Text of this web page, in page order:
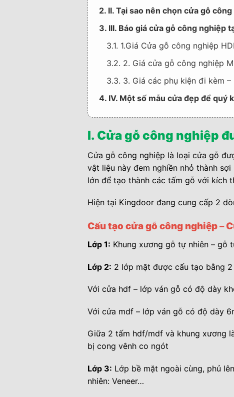
2. II. Tại sao nên chọn cửa gỗ
3. III. Báo giá cửa gỗ công nghiệp
3.1. 1.Giá Cửa gỗ công nghiệp
3.2. 2. Giá cửa gỗ công nghiệp
3.3. 3. Giá các phụ kiện đi kèm
4. IV. Một số mẫu cửa đẹp để quý
I. Cửa gỗ công nghiệp
Cửa gỗ công nghiệp là loại cửa gỗ
vật liệu này đem nghiền nhỏ thành
lớn để tạo thành các tấm gỗ với kích
Hiện tại Kingdoor đang cung cấp 2
Cấu tạo cửa gỗ công nghiệp –
Lớp 1: Khung xương gỗ tự nhiên – gỗ
Lớp 2: 2 lớp mặt được cấu tạo bằng
Với cửa hdf – lớp ván gỗ có độ dày
Với cửa mdf – lớp ván gỗ có độ dày
Giữa 2 tấm hdf/mdf và khung xương
bị cong vênh co ngót
Lớp 3: Lớp bề mặt ngoài cùng, phủ
nhiên: Veneer…